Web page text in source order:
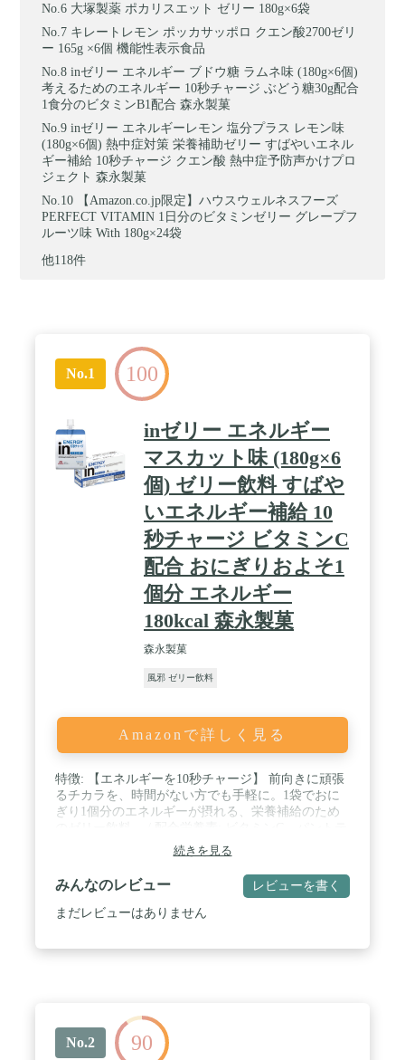
大塚製薬 ポカリスエット ゼリー 180g×6袋
キレートレモン ポッカサッポロ クエン酸2700ゼリ
ー 165g ×6個 機能性表示食品
inゼリー エネルギー ブドウ糖 ラムネ味 (180g×6個)
考えるためのエネルギー 10秒チャージ ぶどう糖30g配合
1食分のビタミンB1配合 森永製菓
inゼリー エネルギーレモン 塩分プラス レモン味
(180g×6個) 熱中症対策 栄養補助ゼリー すばやいエネル
ギー補給 10秒チャージ クエン酸 熱中症予防声かけプロ
ジェクト 森永製菓
【Amazon.co.jp限定】ハウスウェルネスフーズ
PERFECT VITAMIN 1日分のビタミンゼリー グレープフ
ルーツ味 With 180g×24袋
他118件
No.1 100
inゼリー エネルギー
マスカット味 (180g×6
個) ゼリー飲料 すばや
いエネルギー補給 10
秒チャージ ビタミンC
配合 おにぎりおよそ1
個分 エネルギー
180kcal 森永製菓
森永製菓
風邪 ゼリー飲料
Amazonで詳しく見る
特徴: 【エネルギーを10秒チャージ】 前向きに頑張
るチカラを、時間がない方でも手軽に。1袋でおに
ぎり1個分のエネルギーが摂れる、栄養補給のため
ン酸、ナイアシン、ビタミンE、ビタミンB1、ビタ
ミンB2、ビタミンB6、ビタミンA、葉酸、ビタミン
D、ビタミンB12 / 味: マスカット味 (Muscat-flavored
jelly drink) / カロリー: 1個当たり 180kcal / 内容量: 6
個(6個入×1箱)
続きを見る
みんなのレビュー レビューを書く
まだレビューはありません
No.2 90